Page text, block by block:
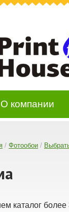
О компании
/ Фотообои /
каталог